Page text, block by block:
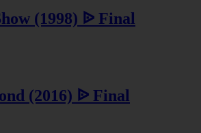
(1998) ᐉ Final
(2016) ᐉ Final